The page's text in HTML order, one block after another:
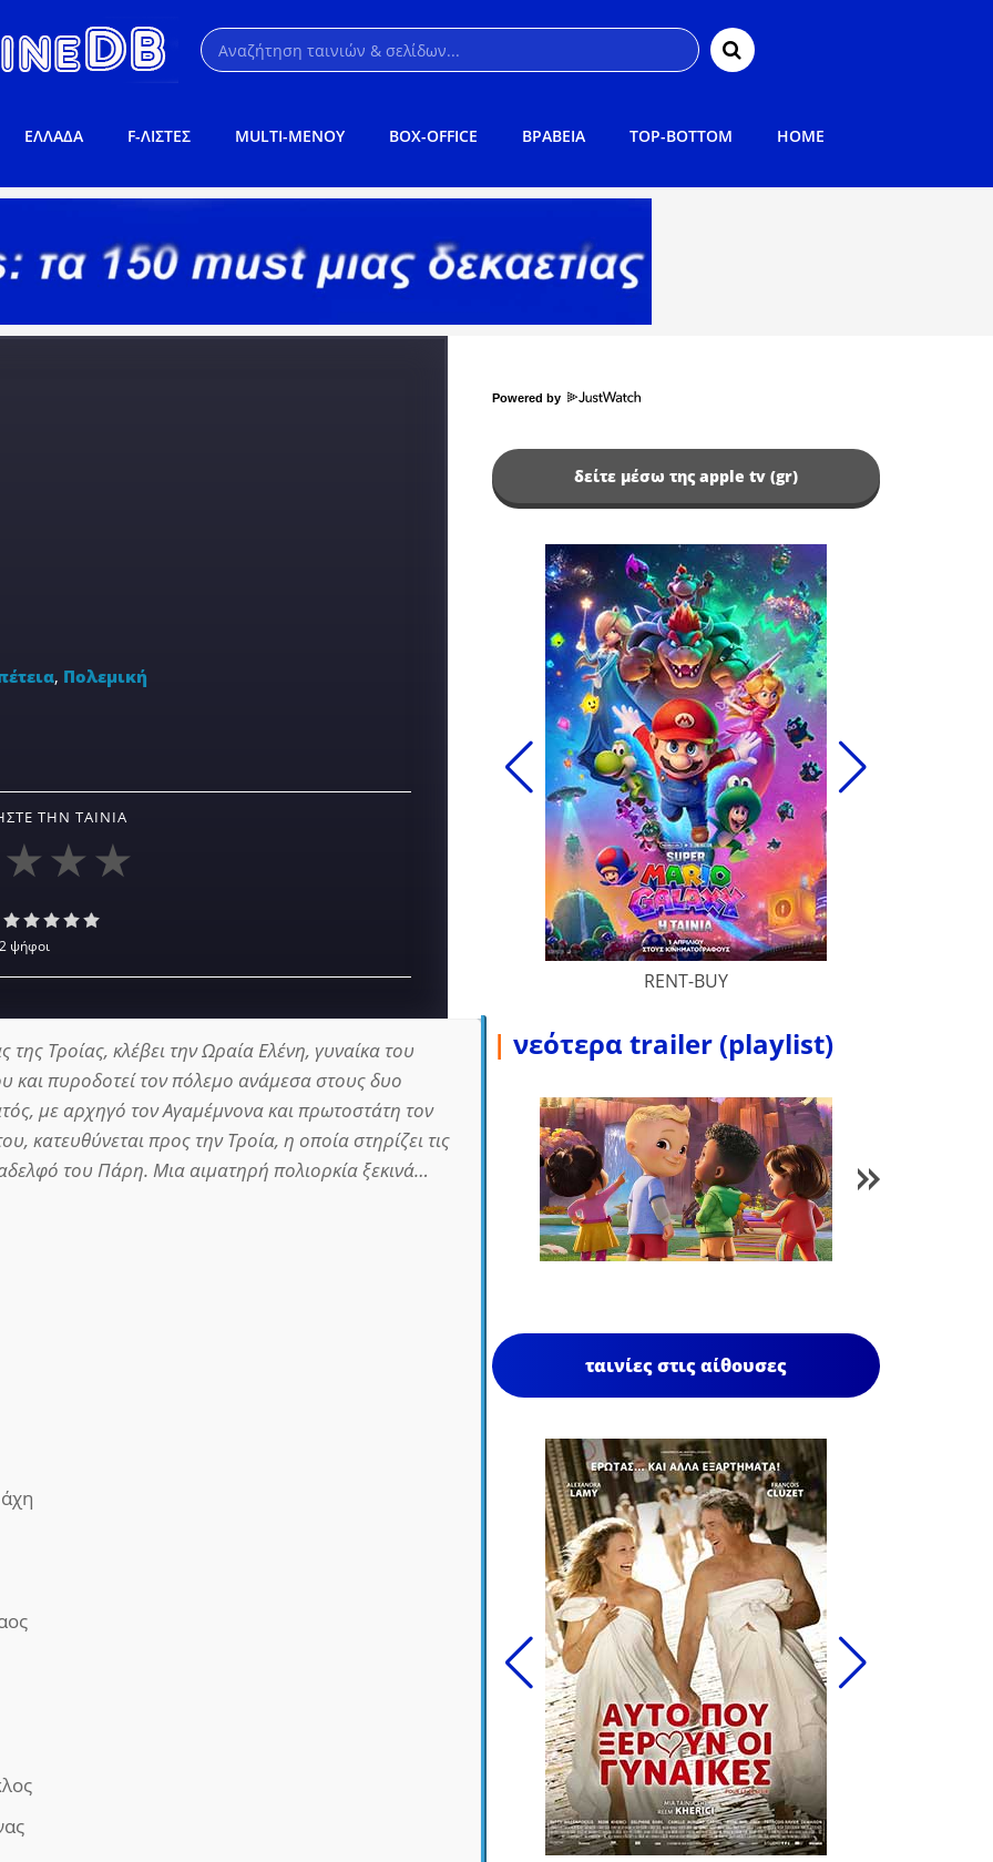
ΕΛΛΑΔΑ F-ΛΙΣΤΕΣ MULTI-ΜΕΝΟΥ BOX-OFFICE ΒΡΑΒΕΙΑ TOP-BOTTOM HOME
, Πολεμική
ΤΗΝ ΤΑΙΝΊΑ
ψήφοι
Τροίας, κλέβει την Ωραία Ελένη, γυναίκα του
και πυροδοτεί τον πόλεμο ανάμεσα στους δυο
με αρχηγό τον Αγαμέμνονα και πρωτοστάτη τον
κατευθύνεται προς την Τροία, η οποία στηρίζει τις
του Πάρη. Μια αιματηρή πολιορκία ξεκινά…
Powered by
δείτε μέσω της apple tv (gr)
RENT-BUY
| νεότερα trailer (playlist)
1/85
ταινίες στις αίθουσες